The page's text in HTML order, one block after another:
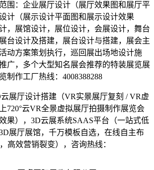
围：企业展厅设计（展厅效果图和展厅平
计（展示设计平面图和展示设计效果
，展馆设计，展位设计，会展设计，舞台
台设计及搭建，展台设计与搭建，展会主
动方案策划执行，巡回展出场地设计施
广，多个大型知名展会推荐的特装展览展
制作工厂热线：4008388288
展厅设计搭建（VR实景展厅复刻 / VR虚
720°云VR全景虚拟展厅拍摄制作展览会
果），3D云展系统SAAS平台（一站式低
展厅展馆，千万模板自选，在线自主布
高效营销裂变），咨询热线：